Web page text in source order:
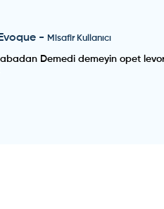
Evoque - Misafir Kullanıcı
Demedi demeyin opet